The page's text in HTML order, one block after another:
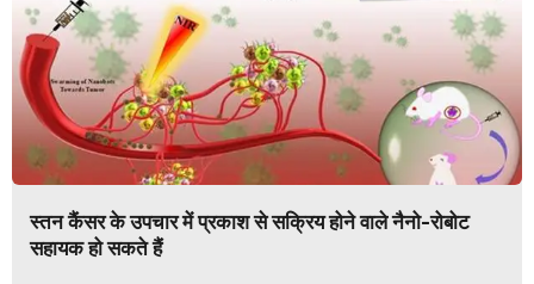
स्तन कैंसर के उपचार में प्रकाश से सक्रिय होने वाले नैनो-रोबोट
सहायक हो सकते हैं